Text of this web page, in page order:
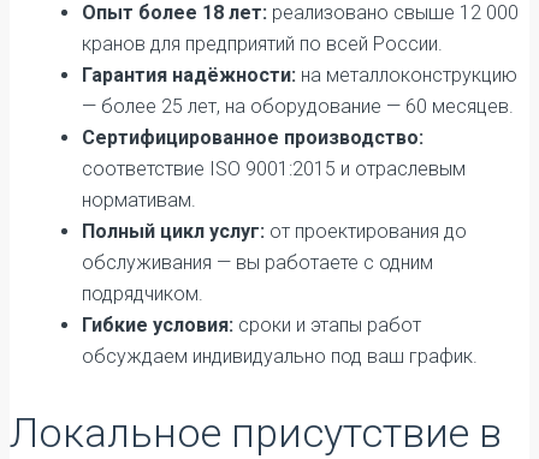
Опыт более 18 лет: реализовано свыше 12 000
кранов для предприятий по всей России.
Гарантия надёжности: на металлоконструкцию
— более 25 лет, на оборудование — 60 месяцев.
Сертифицированное производство:
соответствие ISO 9001:2015 и отраслевым
нормативам.
Полный цикл услуг: от проектирования до
обслуживания — вы работаете с одним
подрядчиком.
Гибкие условия: сроки и этапы работ
обсуждаем индивидуально под ваш график.
Локальное присутствие в